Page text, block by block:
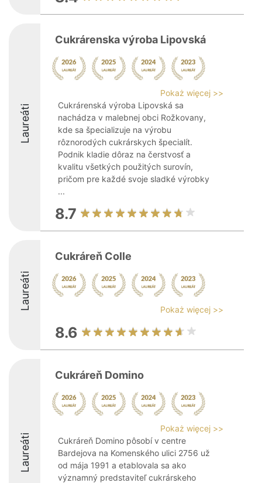
Laureáti
Cukrárenska výroba Lipovská
Pokaż więcej >>
Cukrárenská výroba Lipovská sa
nachádza v malebnej obci Rožkovany,
kde sa špecializuje na výrobu
rôznorodých cukrárskych špecialít.
Podnik kladie dôraz na čerstvosť a
kvalitu všetkých použitých surovín,
pričom pre každé svoje sladké výrobky
...
8.7
Laureáti
Cukráreň Colle
Pokaż więcej >>
8.6
Laureáti
Cukráreň Domino
Pokaż więcej >>
Cukráreň Domino pôsobí v centre
Bardejova na Komenského ulici 2756 už
od mája 1991 a etablovala sa ako
významný predstaviteľ cukrárskeho